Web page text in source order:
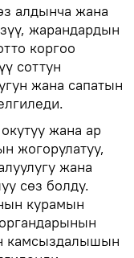
алдынча жана
жарандардын
коргоо
соттун
жана сапатын
жана ар
жогорулатуу,
жана
сөз болду.
курамын
камсыздалышын